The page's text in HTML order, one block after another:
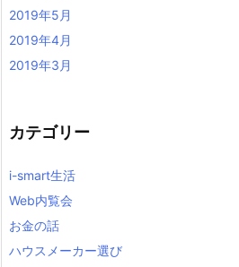
2019年5月
2019年4月
2019年3月
カテゴリー
i-smart生活
Web内覧会
お金の話
ハウスメーカー選び